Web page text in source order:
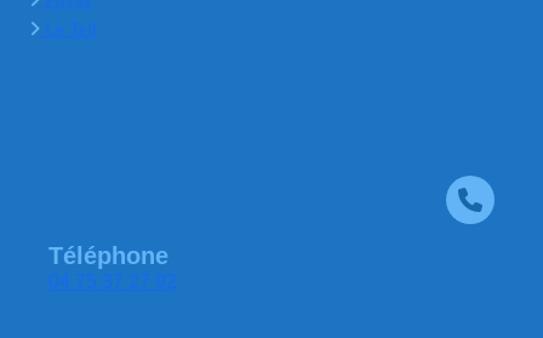
Le Teil
Téléphone
04 75 37 27 92